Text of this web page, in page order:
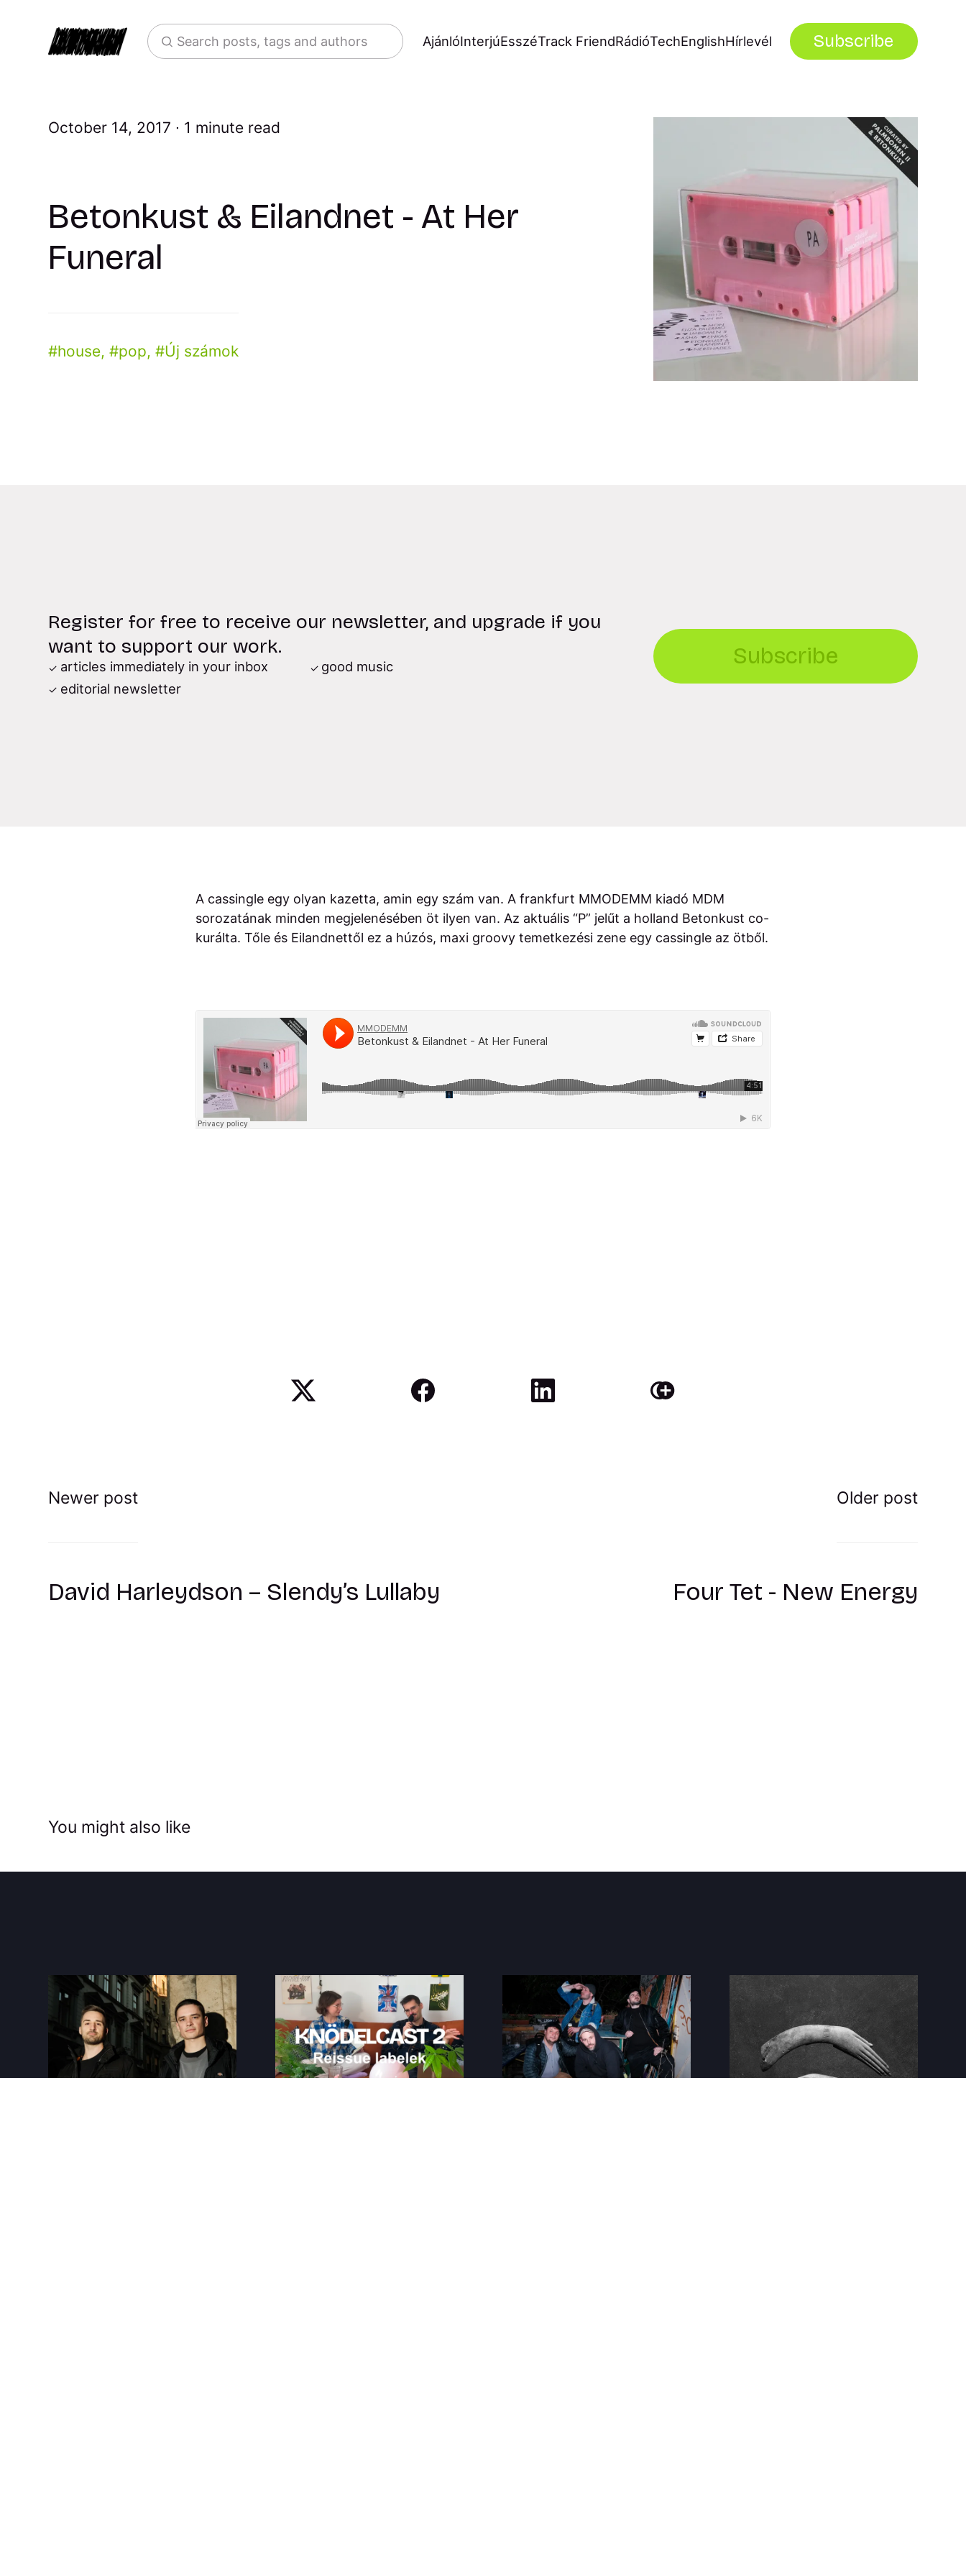
Search posts, tags and authors AjánlóInterjúEsszéTrack FriendRádióTechEnglishHírlevél Subscribe
October 14, 2017 1 minute read
Betonkust & Eilandnet - At Her
Funeral
house, pop, Új számok
Register for free to receive our newsletter, and upgrade if you
want to support our work.
articles immediately in your inbox
editorial newsletter
good music Subscribe
A cassingle egy olyan kazetta, amin egy szám van. A frankfurt MMODEMM kiadó MDM
sorozatának minden megjelenésében öt ilyen van. Az aktuális “P” jelűt a holland Betonkust co-
kurálta. Tőle és Eilandnettől ez a húzós, maxi groovy temetkezési zene egy cassingle az ötből.
Newer post
David Harleydson – Slendy’s Lullaby
Older post
Four Tet - New Energy
You might also like